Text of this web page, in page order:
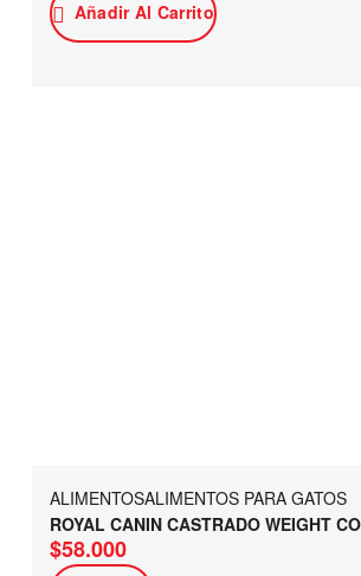
Añadir Al Carrito
ALIMENTOSALIMENTOS PARA GATOS
ROYAL CANIN CASTRADO WEIGHT
$58.000